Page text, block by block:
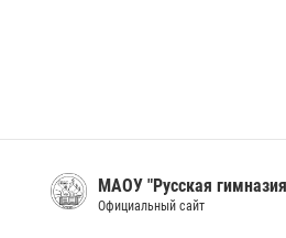
МАОУ "Русская
Официальный сайт